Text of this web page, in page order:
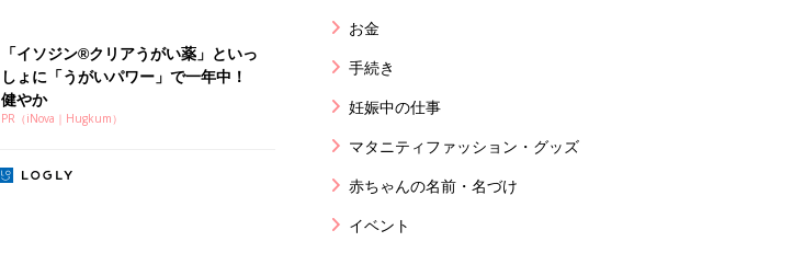
「イソジン®クリアうがい薬」といっ
しょに「うがいパワー」で一年中！
健やか
PR（iNova｜Hugkum）
お金
手続き
妊娠中の仕事
マタニティファッション・グッズ
赤ちゃんの名前・名づけ
イベント